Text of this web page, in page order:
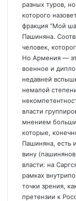
разных туров,
которого
фракция “Мой
Пашиняна.
человек,
Но Армения —
военное и
недавней
немалой
власти
мнением
которые,
Пашиняна, есть
вину
власти: на
рамках
точки зрения,
претензии к